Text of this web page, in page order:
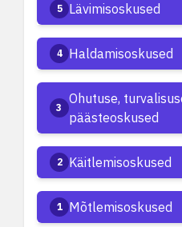
5 Lävimisoskused
4 Haldamisoskused
3
Ohutuse,
päästeoskused
2 Käitlemisoskused
1 Mõtlemisoskused